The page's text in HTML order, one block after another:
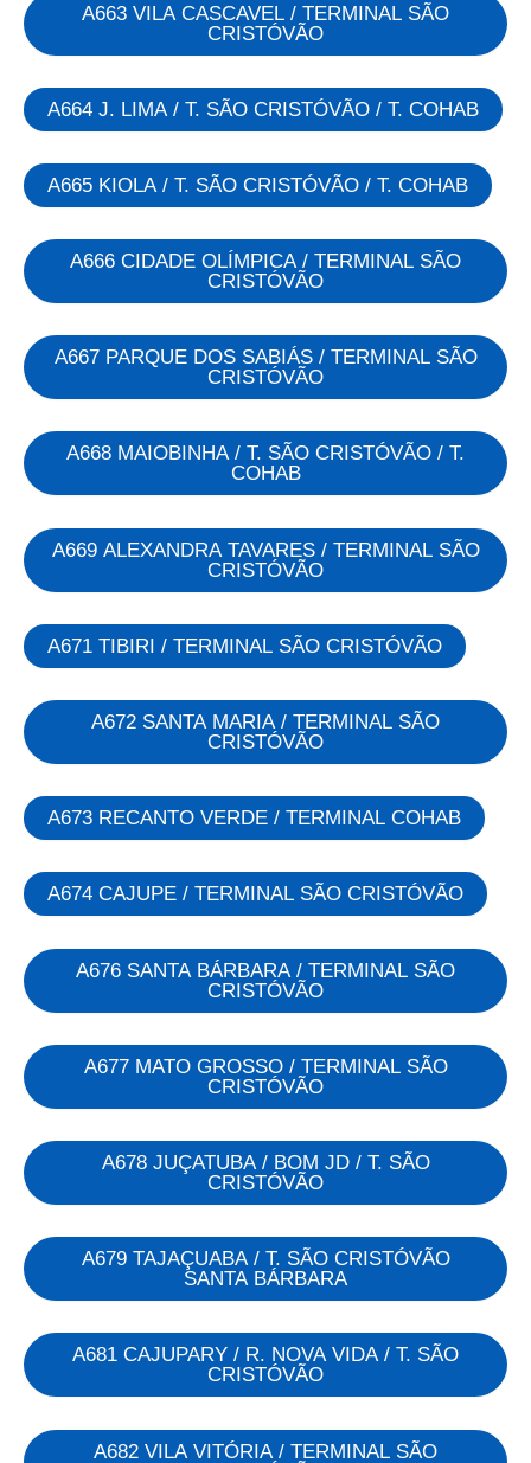
A663 VILA CASCAVEL / TERMINAL SÃO
CRISTÓVÃO
A664 J. LIMA / T. SÃO CRISTÓVÃO / T. COHAB
A665 KIOLA / T. SÃO CRISTÓVÃO / T. COHAB
A666 CIDADE OLÍMPICA / TERMINAL SÃO
CRISTÓVÃO
A667 PARQUE DOS SABIÁS / TERMINAL SÃO
CRISTÓVÃO
A668 MAIOBINHA / T. SÃO CRISTÓVÃO / T.
COHAB
A669 ALEXANDRA TAVARES / TERMINAL SÃO
CRISTÓVÃO
A671 TIBIRI / TERMINAL SÃO CRISTÓVÃO
A672 SANTA MARIA / TERMINAL SÃO
CRISTÓVÃO
A673 RECANTO VERDE / TERMINAL COHAB
A674 CAJUPE / TERMINAL SÃO CRISTÓVÃO
A676 SANTA BÁRBARA / TERMINAL SÃO
CRISTÓVÃO
A677 MATO GROSSO / TERMINAL SÃO
CRISTÓVÃO
A678 JUÇATUBA / BOM JD / T. SÃO
CRISTÓVÃO
A679 TAJAÇUABA / T. SÃO CRISTÓVÃO
SANTA BÁRBARA
A681 CAJUPARY / R. NOVA VIDA / T. SÃO
CRISTÓVÃO
A682 VILA VITÓRIA / TERMINAL SÃO